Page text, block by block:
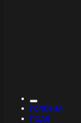
ГОЛОВНА
ПОДІЇ